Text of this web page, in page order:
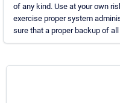
of any kind. Use at your own
exercise proper system
sure that a proper backup of